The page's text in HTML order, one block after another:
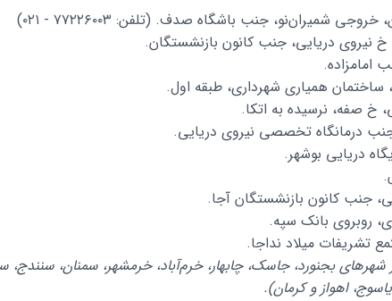
شمیران‌نو، جنب باشگاه صدف. (تلفن: ۷۷۲۲۶۰۰۳ - ۰۲۱)
خ نیروی دریایی، جنب کانون بازنشستگان.
امامزاده.
ساختمان همیاری شهرداری، طبقه اول.
خ صفه، نرسیده به اتکا.
درمانگاه تخصصی نیروی دریایی.
دریایی بوشهر.
جنب کانون بازنشستگان آجا.
روبروی بانک سپه.
تشریفات میلاد نداجا.
بجنورد، جاسک، چابهار، خرم‌آباد، خرمشهر، سمنان، سنندج،
اهواز و کرمان).